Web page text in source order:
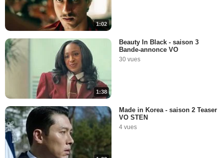
1:02
1:38
Beauty In Black - saison 3
Bande-annonce VO
30 vues
Made in Korea - saison 2 Teaser
VO STEN
4 vues